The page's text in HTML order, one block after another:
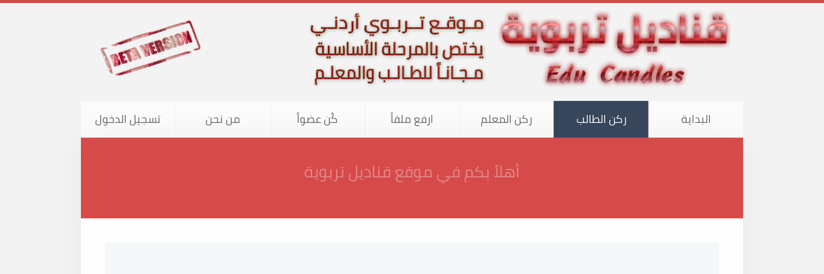
البداية ركن الطالب ركن المعلم ارفع ملفاً كُن عضواً من نحن تسجيل الدخول
هذا الموقع موجه خصيصاً للمرحلة الأساسية... وهو مجاني للجميع